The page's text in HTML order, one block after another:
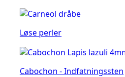
Løse perler
Cabochon - Indfatningssten